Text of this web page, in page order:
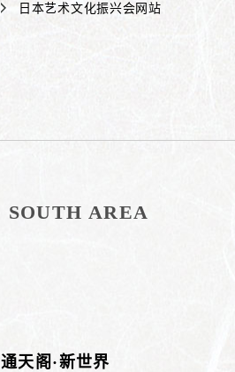
日本艺术文化振兴会网站
SOUTH AREA
通天阁·新世界